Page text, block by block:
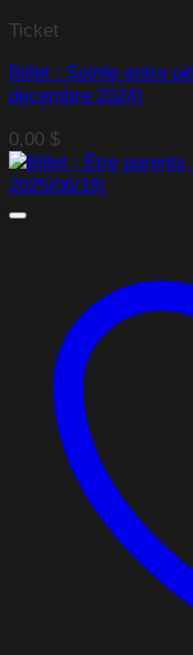
Ticket
Billet : Soirée entre
decembre 2024)
0,00 $